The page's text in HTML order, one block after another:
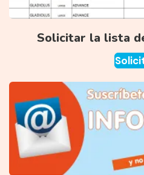
Solicitar la lista